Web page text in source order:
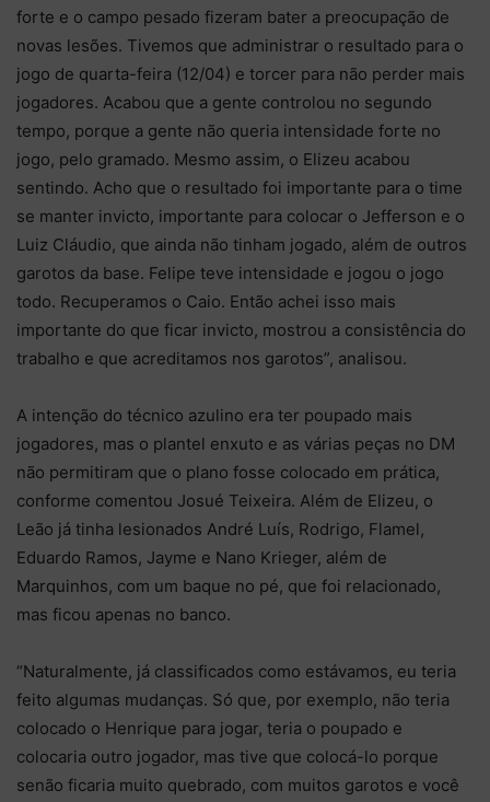
forte e o campo pesado fizeram bater a preocupação de
novas lesões. Tivemos que administrar o resultado para o
jogo de quarta-feira (12/04) e torcer para não perder mais
jogadores. Acabou que a gente controlou no segundo
tempo, porque a gente não queria intensidade forte no
jogo, pelo gramado. Mesmo assim, o Elizeu acabou
sentindo. Acho que o resultado foi importante para o time
se manter invicto, importante para colocar o Jefferson e o
Luiz Cláudio, que ainda não tinham jogado, além de outros
garotos da base. Felipe teve intensidade e jogou o jogo
todo. Recuperamos o Caio. Então achei isso mais
importante do que ficar invicto, mostrou a consistência do
trabalho e que acreditamos nos garotos”, analisou.
A intenção do técnico azulino era ter poupado mais
jogadores, mas o plantel enxuto e as várias peças no DM
não permitiram que o plano fosse colocado em prática,
conforme comentou Josué Teixeira. Além de Elizeu, o
Leão já tinha lesionados André Luís, Rodrigo, Flamel,
Eduardo Ramos, Jayme e Nano Krieger, além de
Marquinhos, com um baque no pé, que foi relacionado,
mas ficou apenas no banco.
“Naturalmente, já classificados como estávamos, eu teria
feito algumas mudanças. Só que, por exemplo, não teria
colocado o Henrique para jogar, teria o poupado e
colocaria outro jogador, mas tive que colocá-lo porque
senão ficaria muito quebrado, com muitos garotos e você